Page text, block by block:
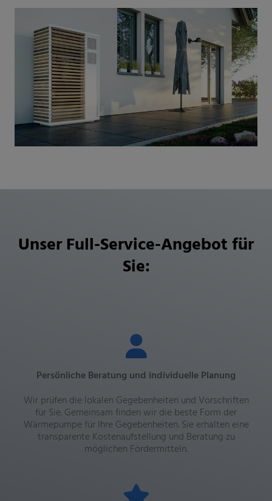
Unser Full-Service-Angebot für
Sie:
Persönliche Beratung und individuelle Planung
Wir prüfen die lokalen Gegebenheiten und Vorschriften
für Sie. Gemeinsam finden wir die beste Form der
Wärmepumpe für Ihre Gegebenheiten. Sie erhalten eine
transparente Kostenaufstellung und Beratung zu
möglichen Fördermitteln.